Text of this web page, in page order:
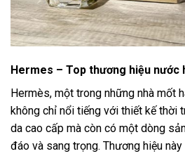
Hermes – Top thương hiệu nước
Hermès, một trong những nhà mốt
không chỉ nổi tiếng với thiết kế thời
da cao cấp mà còn có một dòng
đáo và sang trọng. Thương hiệu